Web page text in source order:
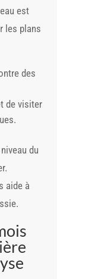
est
les plans
des
de visiter
du
aide à